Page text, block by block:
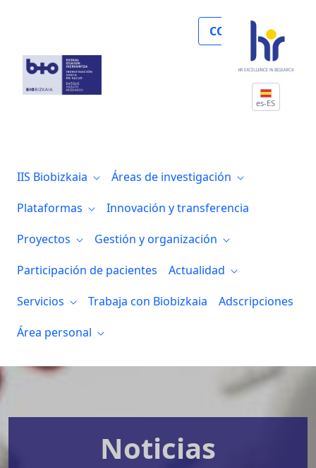
COLABORA
es-ES
IIS Biobizkaia
Áreas de investigación
Plataformas
Innovación y transferencia
Proyectos
Gestión y organización
Participación de pacientes
Actualidad
Servicios
Trabaja con Biobizkaia
Adscripciones
Área personal
Noticias